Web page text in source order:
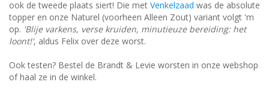
ook de tweede plaats siert! Die met Venkelzaad was de absolute
topper en onze Naturel (voorheen Alleen Zout) variant volgt 'm
op. 'Blije varkens, verse kruiden, minutieuze bereiding: het
loont!', aldus Felix over deze worst.
Ook testen? Bestel de Brandt & Levie worsten in onze webshop
of haal ze in de winkel.